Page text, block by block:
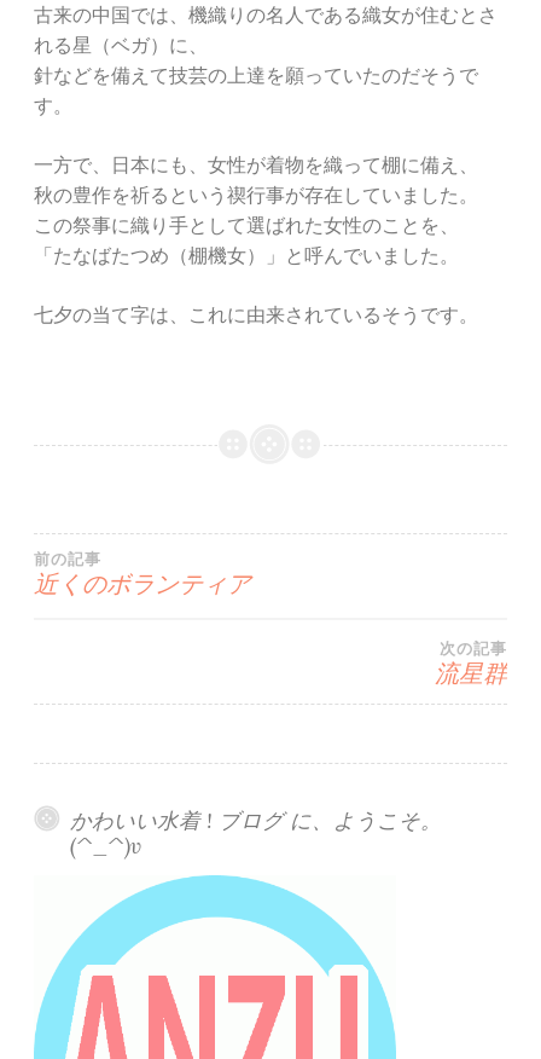
古来の中国では、機織りの名人である織女が住むとさ
れる星（ベガ）に、
針などを備えて技芸の上達を願っていたのだそうで
す。
一方で、日本にも、女性が着物を織って棚に備え、
秋の豊作を祈るという禊行事が存在していました。
この祭事に織り手として選ばれた女性のことを、
「たなばたつめ（棚機女）」と呼んでいました。
七夕の当て字は、これに由来されているそうです。
投
ナ
ゲ
ー
ョ
ン
前の記事
近くのボランティア
次の記事
流星群
かわいい水着 ! ブログ に、ようこそ。
(^_^)v